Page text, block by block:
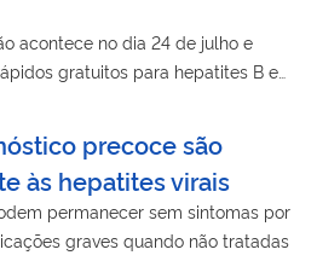
acontece no dia 24 de julho e
gratuitos para hepatites B e
precoce são
às hepatites virais
permanecer sem sintomas por
graves quando não tratadas